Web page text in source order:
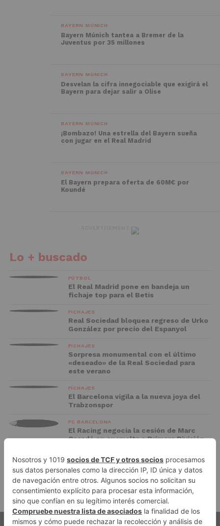
BAYERN MÚNICH
Bayern Múnich tantea a Bremer de la
Juventus por 35 millones
BAYERN MÚNICH
Desvelan la cifra innegociable que exigirá el
Bayern para dejar salir a Olise
BAYERN MÚNICH
¡Bombazo! Una estrella del Bayern sueña
con jugar en el Real Madrid
BAYERN MÚNICH
El Bayern prepara oferta de 60M€ por
Koundé
Lo + buscado
FÚTBOL
El Real Madrid pone en bandeja un
fichaje top para el Betis
FICHAJES
Real Sociedad bloquea regreso de Urko
González por precio del Espanyol
FICHAJES
Sorpresa monumental con el último
«deseado» de la Real Sociedad para
este verano
FICHAJES
El Barcelona vigila a la nueva joya del
Trabzonspor
FC BARCELONA
El Racing negocia la cesión de Marc
Casadó en su vuelta a Primera División
ADVERTISEMENT